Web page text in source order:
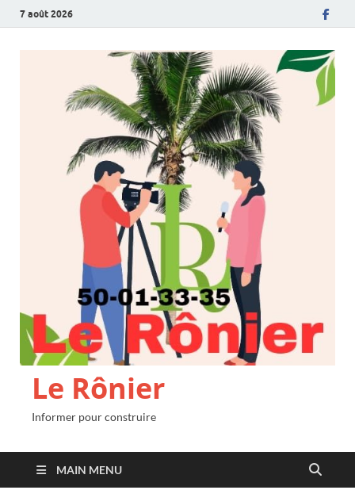
7 août 2026
Le Rônier
Informer pour construire
MAIN MENU